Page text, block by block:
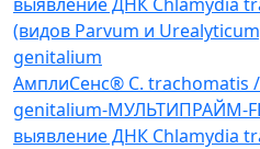
АмплиСенс® C. trachomatis
genitalium-МУЛЬТИПРАЙМ-
выявление ДНК Chlamydia